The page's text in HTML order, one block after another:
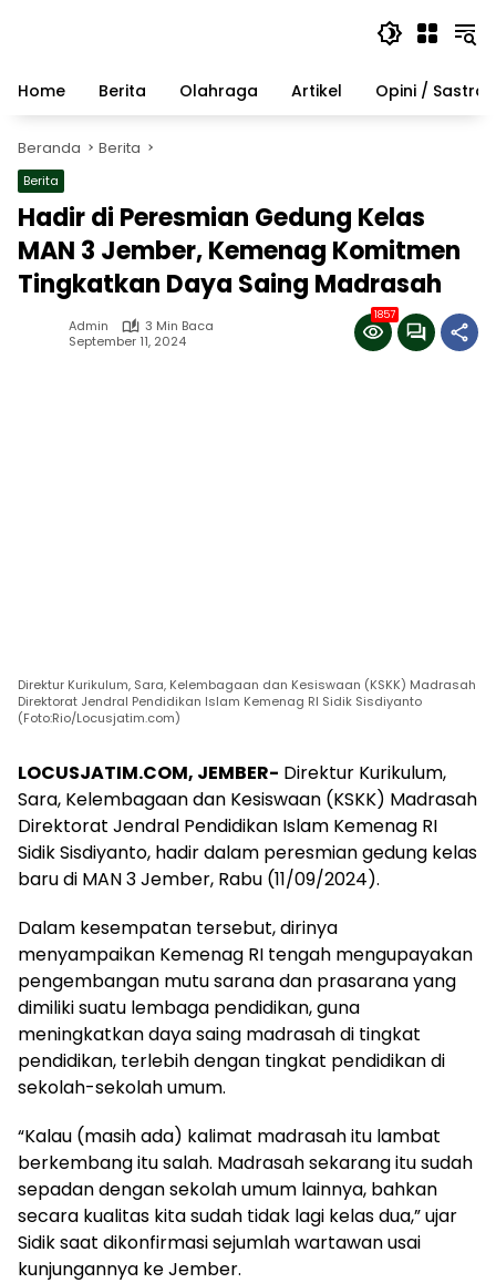
Home
Berita Olahraga Artikel Opini / Sastra
Beranda Berita
Berita
Hadir di Peresmian Gedung Kelas
MAN 3 Jember, Kemenag Komitmen
Tingkatkan Daya Saing Madrasah
Admin
3 Min Baca
September 11, 2024
1857
Direktur Kurikulum, Sara, Kelembagaan dan Kesiswaan (KSKK) Madrasah
Direktorat Jendral Pendidikan Islam Kemenag RI Sidik Sisdiyanto
(Foto:Rio/Locusjatim.com)
LOCUSJATIM.COM, JEMBER- Direktur Kurikulum,
Sara, Kelembagaan dan Kesiswaan (KSKK) Madrasah
Direktorat Jendral Pendidikan Islam Kemenag RI
Sidik Sisdiyanto, hadir dalam peresmian gedung kelas
baru di MAN 3 Jember, Rabu (11/09/2024).
Dalam kesempatan tersebut, dirinya
menyampaikan Kemenag RI tengah mengupayakan
pengembangan mutu sarana dan prasarana yang
dimiliki suatu lembaga pendidikan, guna
meningkatkan daya saing madrasah di tingkat
pendidikan, terlebih dengan tingkat pendidikan di
sekolah-sekolah umum.
“Kalau (masih ada) kalimat madrasah itu lambat
berkembang itu salah. Madrasah sekarang itu sudah
sepadan dengan sekolah umum lainnya, bahkan
secara kualitas kita sudah tidak lagi kelas dua,” ujar
Sidik saat dikonfirmasi sejumlah wartawan usai
kunjungannya ke Jember.